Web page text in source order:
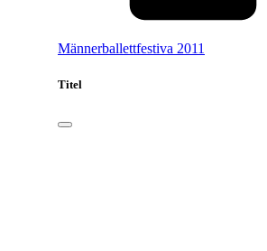
Männerballettfestiva 2011
Titel